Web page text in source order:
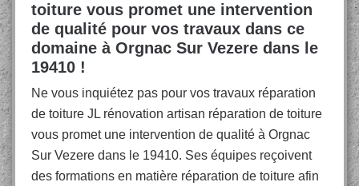
toiture vous promet une intervention
de qualité pour vos travaux dans ce
domaine à Orgnac Sur Vezere dans le
19410 !
Ne vous inquiétez pas pour vos travaux réparation
de toiture JL rénovation artisan réparation de toiture
vous promet une intervention de qualité à Orgnac
Sur Vezere dans le 19410. Ses équipes reçoivent
des formations en matière réparation de toiture afin